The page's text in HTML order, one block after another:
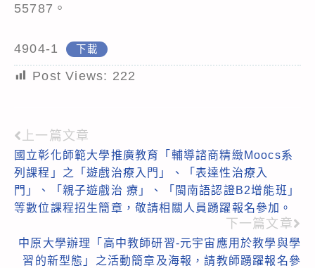
55787。
4904-1 下載
Post Views: 222
Read
more
articles
上一篇文章
國立彰化師範大學推廣教育「輔導諮商精緻Moocs系
列課程」之「遊戲治療入門」、「表達性治療入
門」、「親子遊戲治 療」、「閩南語認證B2增能班」
等數位課程招生簡章，敬請相關人員踴躍報名參加。
下一篇文章
中原大學辦理「高中教師研習-元宇宙應用於教學與學
習的新型態」之活動簡章及海報，請教師踴躍報名參